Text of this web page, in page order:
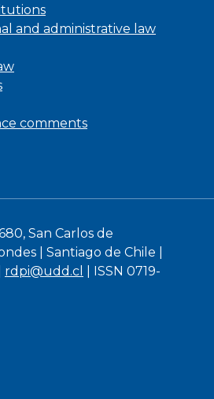
and administrative law
comments
San Carlos de
| Santiago de Chile |
rdpi@udd.cl
| ISSN 0719-